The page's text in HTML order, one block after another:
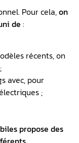
Pour cela,on
de :
récents, on
avec, pour
;
propose des